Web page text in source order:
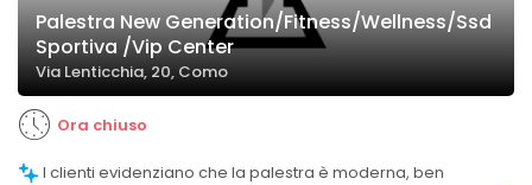
Palestra New Generation/Fitness/Wellness/Ssd
Sportiva /Vip Center
Via Lenticchia, 20, Como
Ora chiuso